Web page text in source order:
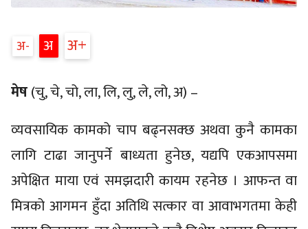
अ अ अ
मेष(चु, चे, चो, ला, लि, लु, ले, लो, अ) –
व्यवसायिक कामको चाप बढ्नसक्छ अथवा कुनै कामका
लागि टाढा जानुपर्ने बाध्यता हुनेछ, यद्यपि एकआपसमा
अपेक्षित माया एवं समझदारी कायम रहनेछ । आफन्त वा
मित्रको आगमन हुँदा अतिथि सत्कार वा आवाभगतमा केही